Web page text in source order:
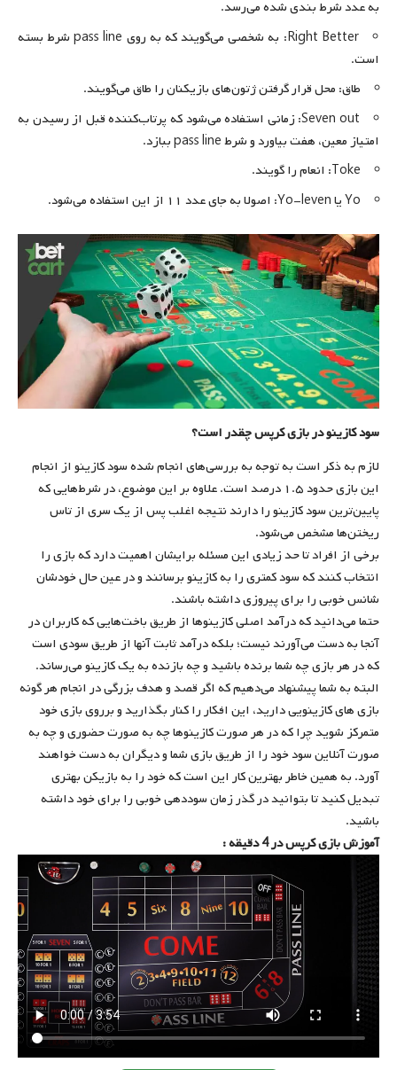
به عدد شرط بندی شده می‌رسد.
Right Better: به شخصی می‌گویند که به روی pass line شرط بسته
است.
طاق: محل قرار گرفتن ژتون‌های بازیکنان را طاق می‌گویند.
Seven out: زمانی استفاده می‌شود که پرتاب‌کننده قبل از رسیدن به
امتیاز معین، هفت بیاورد و شرط pass line ببازد.
Toke: انعام را گویند.
Yo یا Yo-leven: اصولا به جای عدد ۱۱ از این استفاده می‌شود.
سود کازینو در بازی کرپس چقدر است؟
لازم به ذکر است به توجه به بررسی‌های انجام شده سود کازینو از انجام
این بازی حدود ۱.۵ درصد است. علاوه بر این موضوع، در شرط‌هایی که
پایین‌ترین سود کازینو را دارند نتیجه اغلب پس از یک سری از تاس
ریختن‌ها مشخص می‌شود.
برخی از افراد تا حد زیادی این مسئله برایشان اهمیت دارد که بازی را
انتخاب کنند که سود کمتری را به کازینو برسانند و در عین حال خودشان
شانس خوبی را برای پیروزی داشته باشند.
حتما می‌دانید که درآمد اصلی کازینوها از طریق باخت‌هایی که کاربران در
آنجا به دست می‌آورند نیست؛ بلکه درآمد ثابت آنها از طریق سودی است
که در هر بازی چه شما برنده باشید و چه بازنده به یک کازینو می‌رساند.
البته به شما پیشنهاد می‌دهیم که اگر قصد و هدف بزرگی در انجام هر گونه
بازی های کازینویی دارید، این افکار را کنار بگذارید و برروی بازی خود
متمرکز شوید چرا که در هر صورت کازینوها چه به صورت حضوری و چه به
صورت آنلاین سود خود را از طریق بازی شما و دیگران به دست خواهند
آورد. به همین خاطر بهترین کار این است که خود را به بازیکن بهتری
تبدیل کنید تا بتوانید در گذر زمان سوددهی خوبی را برای خود داشته
باشید.
آموزش بازی کرپس در 4 دقیقه :